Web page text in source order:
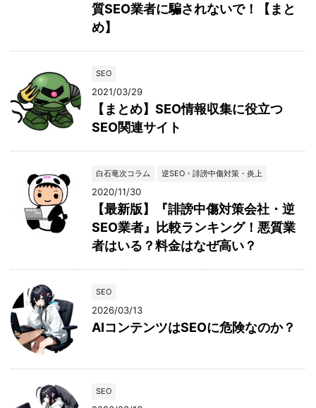
質SEO業者に騙されないで！【まと
め】
SEO
2021/03/29
【まとめ】SEO情報収集に役立つ
SEO関連サイト
白石竜次コラム 逆SEO・誹謗中傷対策・炎上
2020/11/30
【最新版】『誹謗中傷対策会社・逆
SEO業者』比較ランキング！悪質業
者はいる？料金はなぜ高い？
SEO
2026/03/13
AIコンテンツはSEOに危険なのか？
SEO